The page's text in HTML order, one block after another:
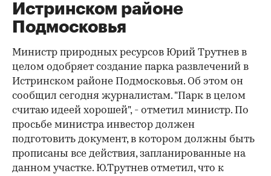
Истринском районе
Подмосковья
Министр природных ресурсов Юрий Трутнев в
целом одобряет создание парка развлечений в
Истринском районе Подмосковья. Об этом он
сообщил сегодня журналистам. "Парк в целом
считаю идеей хорошей", - отметил министр. По
просьбе министра инвестор должен
подготовить документ, в котором должны быть
прописаны все действия, запланированные на
данном участке. Ю.Трутнев отметил, что к